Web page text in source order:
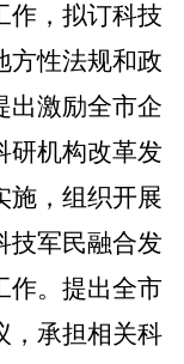
作，拟订科技
方性法规和政
出激励全市企
研机构改革发
施，组织开展
技军民融合发
作。提出全市
，承担相关科